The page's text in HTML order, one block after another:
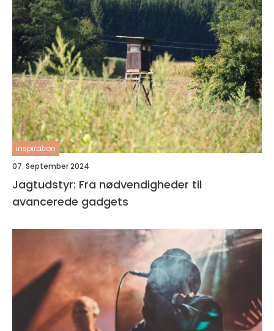
inspiration
07. September 2024
Jagtudstyr: Fra nødvendigheder til
avancerede gadgets